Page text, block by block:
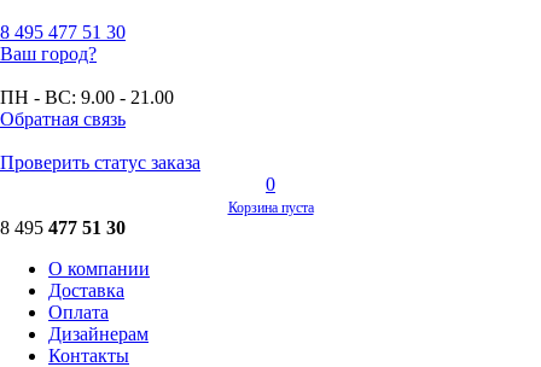
8 495 477 51 30
Ваш город?
ПН - ВС: 9.00 - 21.00
Обратная связь
Проверить статус заказа
0
Корзина пуста
8 495 477 51 30
О компании
Доставка
Оплата
Дизайнерам
Контакты